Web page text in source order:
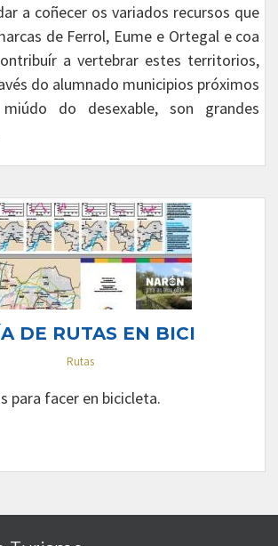
a coñecer os variados recursos que
de Ferrol, Eume e Ortegal e coa
a vertebrar estes territorios,
do alumnado municipios próximos
do desexable, son grandes
DE RUTAS EN BICI
Rutas
para facer en bicicleta.